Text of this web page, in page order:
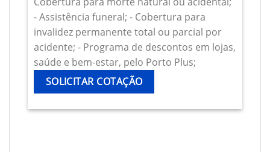
- Assistência funeral; - Cobertura para
invalidez permanente total ou parcial por
acidente; - Programa de descontos em lojas,
saúde e bem-estar, pelo Porto Plus;
SOLICITAR COTAÇÃO